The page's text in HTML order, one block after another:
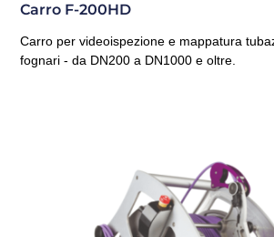
Carro F-200HD
Carro per videoispezione e mappatura
fognari - da DN200 a DN1000 e oltre.